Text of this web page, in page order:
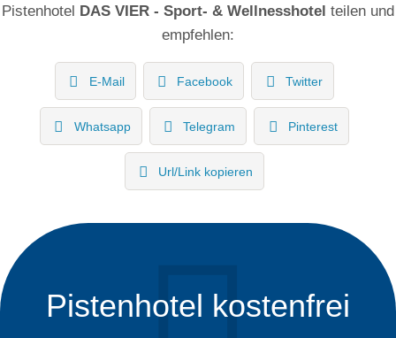
Pistenhotel DAS VIER - Sport- & Wellnesshotel teilen und
empfehlen:
E-Mail Facebook Twitter
Whatsapp Telegram Pinterest
Url/Link kopieren
Pistenhotel kostenfrei